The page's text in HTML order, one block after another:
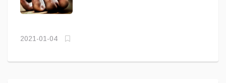
2021-01-04